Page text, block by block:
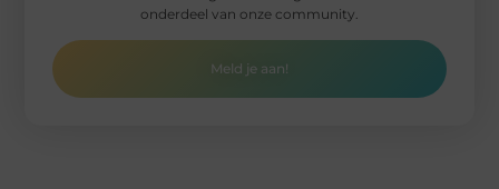
onderdeel van onze community.
Meld je aan!